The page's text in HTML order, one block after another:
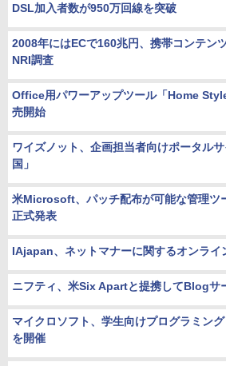
DSL加入者数が950万回線を突破
2008年にはECで160兆円、携帯コンテン
NRI調査
Office用パワーアップツール「Home
売開始
ワイズノット、企画担当者向けポータル
国」
米Microsoft、パッチ配布が可能な管理ツ
正式発表
IAjapan、ネットマナーに関するオンライ
ニフティ、米Six Apartと提携してBlogサ
マイクロソフト、学生向けプログラミン
を開催